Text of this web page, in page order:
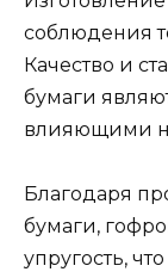
соблюдения
Качество и
бумаги
влияющими
Благодаря
бумаги,
упругость,